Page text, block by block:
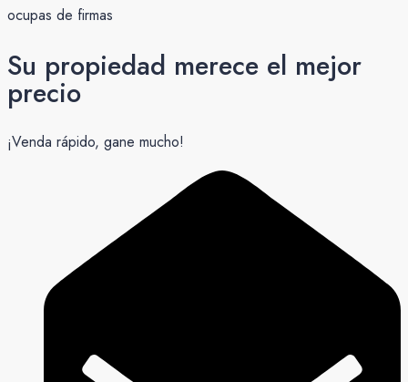
ocupas de firmas
Su propiedad merece el mejor
precio
¡Venda rápido, gane mucho!